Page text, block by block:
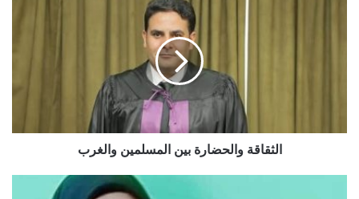
الثقاقة والحضارة بين المسلمين والغرب